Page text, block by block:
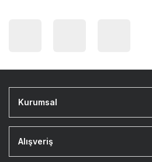
Kurumsal
Alışveriş